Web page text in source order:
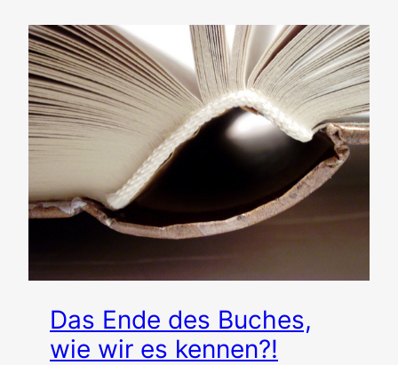
Das Ende des Buches,
wie wir es kennen?!